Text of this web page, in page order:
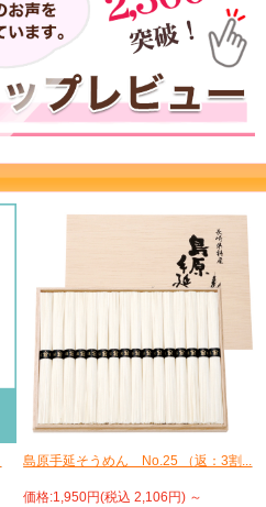
島原手延そうめん No.25 （返：3割...
価格:1,950円(税込 2,106円) ～